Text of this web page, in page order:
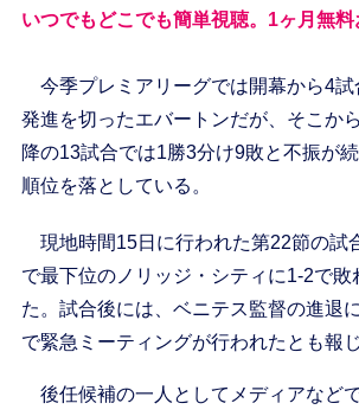
いつでもどこでも簡単視聴。1ヶ月無料
今季プレミアリーグでは開幕から4試
発進を切ったエバートンだが、そこか
降の13試合では1勝3分け9敗と不振が
順位を落としている。
現地時間15日に行われた第22節の試
で最下位のノリッジ・シティに1-2で敗
た。試合後には、ベニテス監督の進退
で緊急ミーティングが行われたとも報
後任候補の一人としてメディアなど